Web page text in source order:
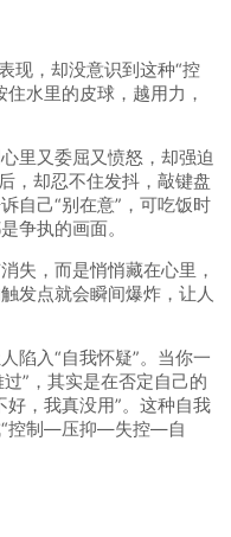
，却没意识到这种“控
水里的皮球，越用力，
又委屈又愤怒，却强迫
，却忍不住发抖，敲键盘
自己“别在意”，可吃饭时
争执的画面。
，而是悄悄藏在心里，
发点就会瞬间爆炸，让人
入“自我怀疑”。当你一
”，其实是在否定自己的
，我真没用”。这种自我
“控制—压抑—失控—自